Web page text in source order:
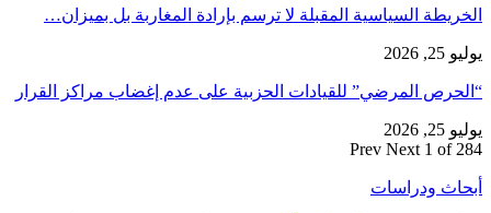
الخريطة السياسية المقبلة لا ترسم بإرادة المغاربة بل بميزان…
يوليو 25, 2026
“الحرص المرضي” للقيادات الحزبية على عدم إغضاب مراكز القرار
يوليو 25, 2026
Prev Next 1 of 284
أبحاث ودراسات